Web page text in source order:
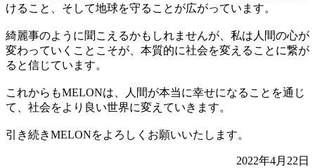
けること、そして地球を守ることが広がっています。
綺麗事のように聞こえるかもしれませんが、私は人間の心が
変わっていくことこそが、本質的に社会を変えることに繋が
ると信じています。
これからもMELONは、人間が本当に幸せになることを通じ
て、社会をより良い世界に変えていきます。
引き続きMELONをよろしくお願いいたします。
2022年4月22日